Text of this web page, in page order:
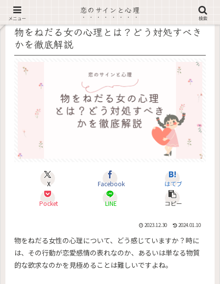
記事内に広告あり
物をねだる女の心理とは？どう対処すべき
かを徹底解説
X Facebook はてブ
Pocket LINE コピー
2023.12.30 2024.01.10
物をねだる女性の心理について、どう感じていますか？時に
は、その行動が恋愛感情の表れなのか、あるいは単なる物質
的な欲求なのかを見極めることは難しいですよね。
メニュー
恋のサインと心理
検索